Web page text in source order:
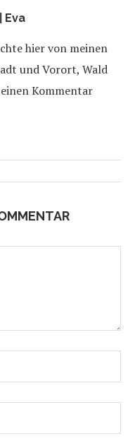
Eva
hier von meinen
und Vorort, Wald
Kommentar